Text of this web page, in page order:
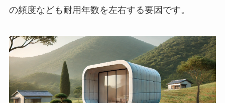
の頻度なども耐用年数を左右する要因です。